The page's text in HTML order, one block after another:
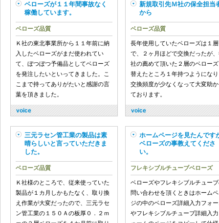
ベローズが１１年間事故なく
稼働しています。
ベローズ品質
Ｋ社の東北事業所から１１年前に納
入したベローズがまだ使われてい
て、ぼつぼつ予備品としてベローズ
を発注したいといってきました。こ
こまで持ってありがたいと感謝の言
葉を頂きました。
新規取引先Ｍ社の保全担当
から
ベローズ品質
長年使用していたベローズは１層
で、２ヶ月ほどで交換だったが
社の薦めて頂いた２層のベロー
替えたところ１年持つようにな
交換頻度が少なくなって大変助
ております。
三元ラセン管工業の製品は素
晴らしいと言っていただきま
した。
ベローズ品質
Ｋ社様のところで、従来使っていた
製品が１カ月しかもたなく、取り換
え作業が大変だったので、三元ラセ
ン管工業の１５０Ａの板厚０．２ｍ
ホームページを見たんです
ベローズの事教えてくださ
い。
フレキシブルチューブベローズ
ベローズやフレキシブルチュー
問い合わせを頂くときはホーム
ジの中のベローズ詳細入力フォ
やフレキシブルチューブ詳細入